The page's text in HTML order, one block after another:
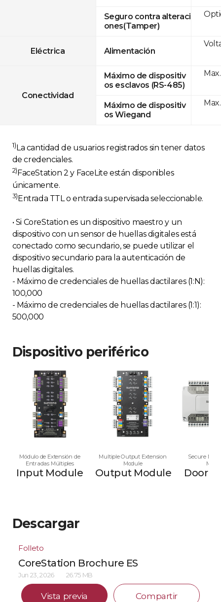
Seguro contra alteraci
ones(Tamper)
Eléctrica Alimentación
Conectividad
Máximo de dispositiv
os esclavos (RS-485)
Máximo de dispositiv
os Wiegand
1) La cantidad de usuarios registrados sin tener datos
de credenciales.
2) FaceStation 2 y FaceLite están disponibles
únicamente.
3)Entrada TTL o entrada supervisada seleccionable.
• Si CoreStation es un dispositivo maestro y un
dispositivo con un sensor de huellas digitales está
conectado como secundario, se puede utilizar el
dispositivo secundario para la autenticación de
huellas digitales.
- Máximo de credenciales de huellas dactilares (1:N):
100,000
- Máximo de credenciales de huellas dactilares (1:1):
500,000
Dispositivo periférico
Módulo de Extensión de
Entradas Múltiples
Input Module
Multiple Output Extension
Module
Output Module
Secure
Door
Descargar
Folleto
CoreStation Brochure ES
Jun 23, 2026 26.75 MB
Vista previa Compartir